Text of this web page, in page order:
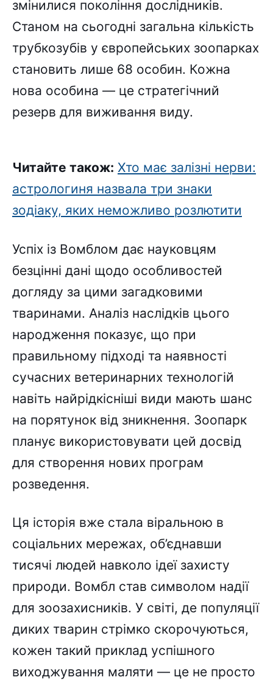
змінилися покоління дослідників.
Станом на сьогодні загальна кількість
трубкозубів у європейських зоопарках
становить лише 68 особин. Кожна
нова особина — це стратегічний
резерв для виживання виду.
Читайте також: Хто має залізні нерви:
астрологиня назвала три знаки
зодіаку, яких неможливо розлютити
Успіх із Вомблом дає науковцям
безцінні дані щодо особливостей
догляду за цими загадковими
тваринами. Аналіз наслідків цього
народження показує, що при
правильному підході та наявності
сучасних ветеринарних технологій
навіть найрідкісніші види мають шанс
на порятунок від зникнення. Зоопарк
планує використовувати цей досвід
для створення нових програм
розведення.
Ця історія вже стала віральною в
соціальних мережах, об’єднавши
тисячі людей навколо ідеї захисту
природи. Вомбл став символом надії
для зоозахисників. У світі, де популяції
диких тварин стрімко скорочуються,
кожен такий приклад успішного
виходжування маляти — це не просто